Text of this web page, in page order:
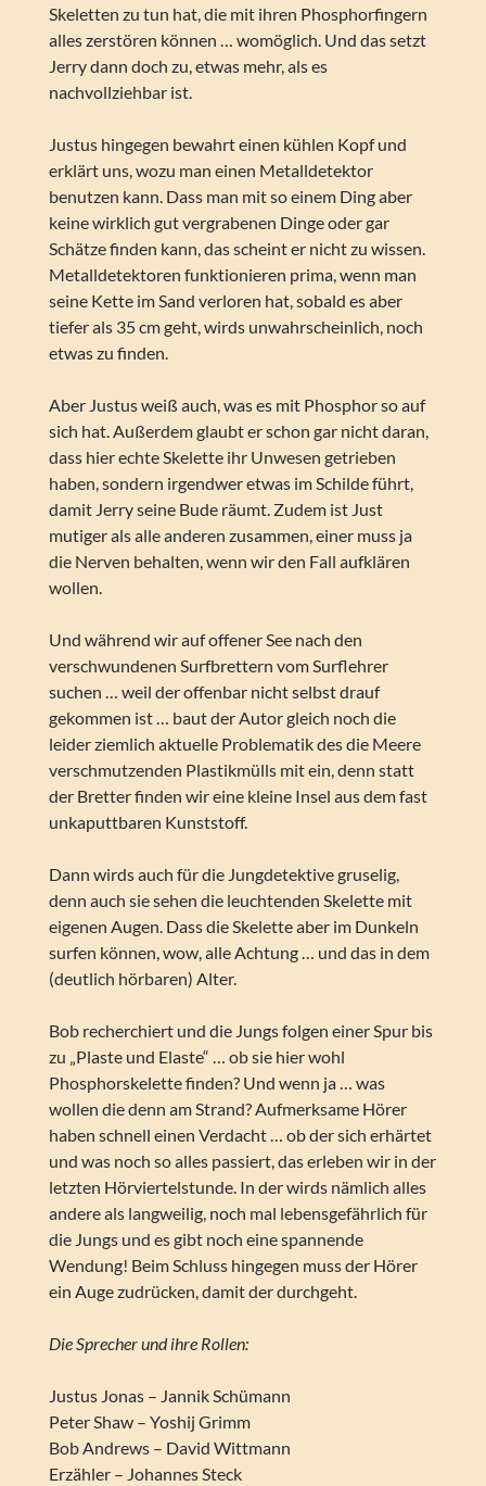
Skeletten zu tun hat, die mit ihren Phosphorfingern
alles zerstören können … womöglich. Und das setzt
Jerry dann doch zu, etwas mehr, als es
nachvollziehbar ist.
Justus hingegen bewahrt einen kühlen Kopf und
erklärt uns, wozu man einen Metalldetektor
benutzen kann. Dass man mit so einem Ding aber
keine wirklich gut vergrabenen Dinge oder gar
Schätze finden kann, das scheint er nicht zu wissen.
Metalldetektoren funktionieren prima, wenn man
seine Kette im Sand verloren hat, sobald es aber
tiefer als 35 cm geht, wirds unwahrscheinlich, noch
etwas zu finden.
Aber Justus weiß auch, was es mit Phosphor so auf
sich hat. Außerdem glaubt er schon gar nicht daran,
dass hier echte Skelette ihr Unwesen getrieben
haben, sondern irgendwer etwas im Schilde führt,
damit Jerry seine Bude räumt. Zudem ist Just
mutiger als alle anderen zusammen, einer muss ja
die Nerven behalten, wenn wir den Fall aufklären
wollen.
Und während wir auf offener See nach den
verschwundenen Surfbrettern vom Surflehrer
suchen … weil der offenbar nicht selbst drauf
gekommen ist … baut der Autor gleich noch die
leider ziemlich aktuelle Problematik des die Meere
verschmutzenden Plastikmülls mit ein, denn statt
der Bretter finden wir eine kleine Insel aus dem fast
unkaputtbaren Kunststoff.
Dann wirds auch für die Jungdetektive gruselig,
denn auch sie sehen die leuchtenden Skelette mit
eigenen Augen. Dass die Skelette aber im Dunkeln
surfen können, wow, alle Achtung … und das in dem
(deutlich hörbaren) Alter.
Bob recherchiert und die Jungs folgen einer Spur bis
zu „Plaste und Elaste“ … ob sie hier wohl
Phosphorskelette finden? Und wenn ja … was
wollen die denn am Strand? Aufmerksame Hörer
haben schnell einen Verdacht … ob der sich erhärtet
und was noch so alles passiert, das erleben wir in der
letzten Hörviertelstunde. In der wirds nämlich alles
andere als langweilig, noch mal lebensgefährlich für
die Jungs und es gibt noch eine spannende
Wendung! Beim Schluss hingegen muss der Hörer
ein Auge zudrücken, damit der durchgeht.
Die Sprecher und ihre Rollen:
Justus Jonas – Jannik Schümann
Peter Shaw – Yoshij Grimm
Bob Andrews – David Wittmann
Erzähler – Johannes Steck